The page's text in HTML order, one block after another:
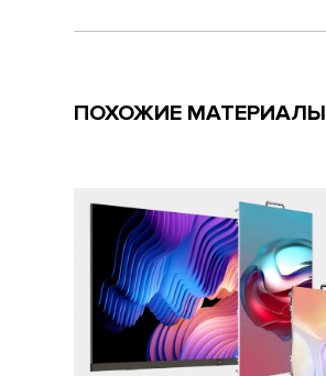
ПОХОЖИЕ МАТЕРИАЛЫ